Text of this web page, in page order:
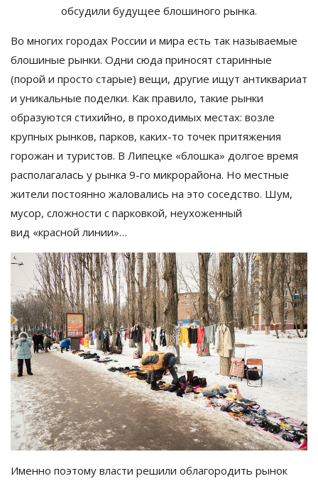
обсудили будущее блошиного рынка.
Во многих городах России и мира есть так называемые
блошиные рынки. Одни сюда приносят старинные
(порой и просто старые) вещи, другие ищут антиквариат
и уникальные поделки. Как правило, такие рынки
образуются стихийно, в проходимых местах: возле
крупных рынков, парков, каких-то точек притяжения
горожан и туристов. В Липецке «блошка» долгое время
располагалась у рынка 9-го микрорайона. Но местные
жители постоянно жаловались на это соседство. Шум,
мусор, сложности с парковкой, неухоженный
вид «красной линии»…
Именно поэтому власти решили облагородить рынок